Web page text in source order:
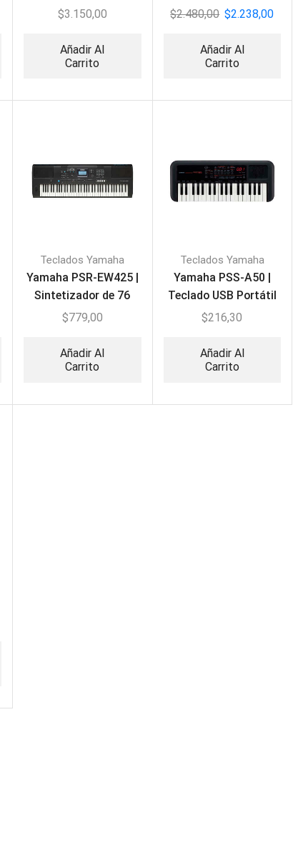
Profesional
$3.150,00
Añadir Al
Carrito
Profesional
$2.480,00 $2.238,00
Añadir Al
Carrito
Teclados Yamaha
Yamaha PSR-EW425 |
Sintetizador de 76
teclas
$779,00
Añadir Al
Carrito
Teclados Yamaha
Yamaha PSS-A50 |
Teclado USB Portátil
$216,30
Añadir Al
Carrito